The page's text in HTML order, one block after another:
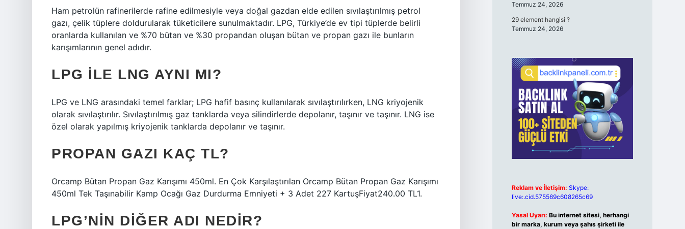
Ham petrolün rafinerilerde rafine edilmesiyle veya doğal gazdan elde edilen sıvılaştırılmış petrol
gazı, çelik tüplere doldurularak tüketicilere sunulmaktadır. LPG, Türkiye’de ev tipi tüplerde belirli
oranlarda kullanılan ve %70 bütan ve %30 propandan oluşan bütan ve propan gazı ile bunların
karışımlarının genel adıdır.
LPG ILE LNG AYNI MI?
LPG ve LNG arasındaki temel farklar; LPG hafif basınç kullanılarak sıvılaştırılırken, LNG kriyojenik
olarak sıvılaştırılır. Sıvılaştırılmış gaz tanklarda veya silindirlerde depolanır, taşınır ve taşınır. LNG ise
özel olarak yapılmış kriyojenik tanklarda depolanır ve taşınır.
PROPAN GAZI KAÇ TL?
Orcamp Bütan Propan Gaz Karışımı 450ml. En Çok Karşılaştırılan Orcamp Bütan Propan Gaz Karışımı
450ml Tek Taşınabilir Kamp Ocağı Gaz Durdurma Emniyeti + 3 Adet 227 KartuşFiyat240.00 TL1.
LPG’NIN DIĞER ADI NEDIR?
Temmuz 24, 2026
29 element hangisi ?
Temmuz 24, 2026
Reklam ve İletişim: Skype:
live:.cid.575569c608265c69
Yasal Uyarı: Bu internet sitesi, herhangi
bir marka, kurum veya şahıs şirketi ile